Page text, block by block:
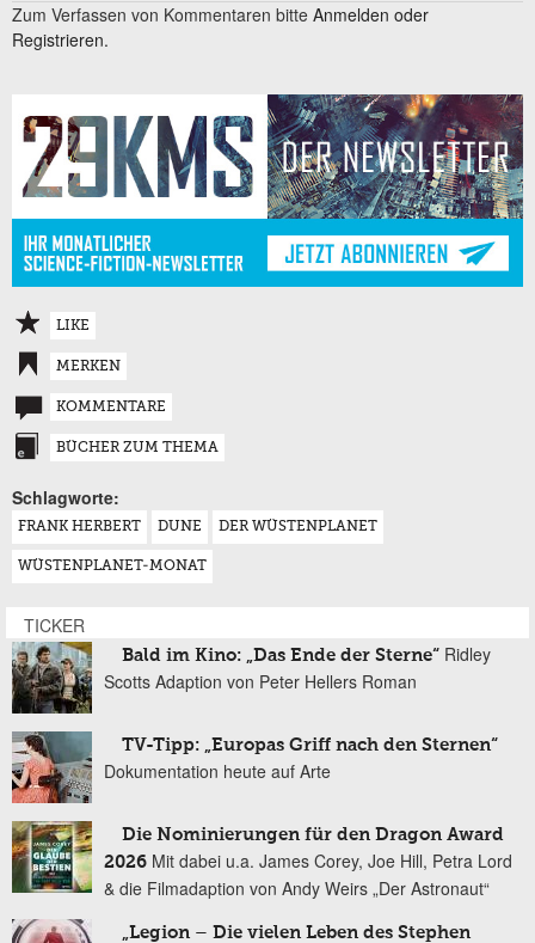
Zum Verfassen von Kommentaren bitte Anmelden oder
Registrieren.
LIKE
MERKEN
KOMMENTARE
BÜCHER ZUM THEMA
Schlagworte:
FRANK HERBERT DUNE DER WÜSTENPLANET
WÜSTENPLANET-MONAT
TICKER
Bald im Kino: „Das Ende der Sterne“ Ridley
Scotts Adaption von Peter Hellers Roman
TV-Tipp: „Europas Griff nach den Sternen“
Dokumentation heute auf Arte
Die Nominierungen für den Dragon Award
2026 Mit dabei u.a. James Corey, Joe Hill, Petra Lord
& die Filmadaption von Andy Weirs „Der Astronaut“
„Legion – Die vielen Leben des Stephen